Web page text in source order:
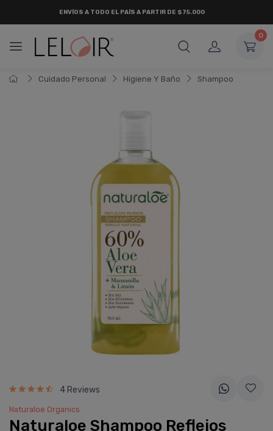
ENVÍOS A TODO EL PAÍS A PARTIR DE $75.000
0
Cuidado Personal Higiene Y Baño Shampoo
4 Reviews
Naturaloe Organics
Naturaloe Shampoo Reflejos